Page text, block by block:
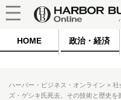
HOME 政治・経済
ハーバー・ビジネス・オンライン 社
ズ・ゲシキ氏死去。その技術と歴史を